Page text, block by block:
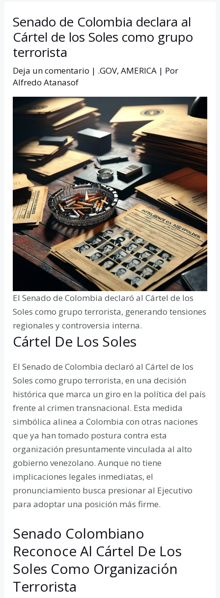
Senado de Colombia declara al
Cártel de los Soles como grupo
terrorista
Deja un comentario | .GOV,AMERICA | Por
Alfredo Atanasof
El Senado de Colombia declaró al Cártel de los
Soles como grupo terrorista, generando tensiones
regionales y controversia interna.
Cártel De Los Soles
El Senado de Colombia declaró al Cártel de los
Soles como grupo terrorista, en una decisión
histórica que marca un giro en la política del país
frente al crimen transnacional. Esta medida
simbólica alinea a Colombia con otras naciones
que ya han tomado postura contra esta
organización presuntamente vinculada al alto
gobierno venezolano. Aunque no tiene
implicaciones legales inmediatas, el
pronunciamiento busca presionar al Ejecutivo
para adoptar una posición más firme.
Senado Colombiano
Reconoce Al Cártel De Los
Soles Como Organización
Terrorista